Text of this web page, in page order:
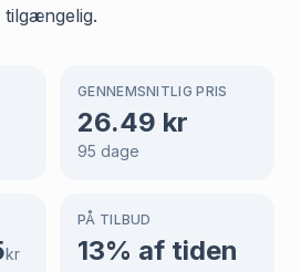
GENNEMSNITLIG PRIS
26.49 kr
95 dage
kr
PÅ TILBUD
13% af tiden